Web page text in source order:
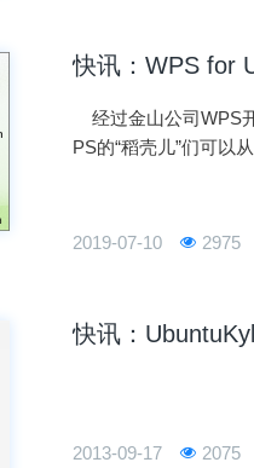
快讯：WPS for
经过金山公司WPS
PS的“稻壳儿”们可
2019-07-10 2975
快讯：
2013-09-17 2075